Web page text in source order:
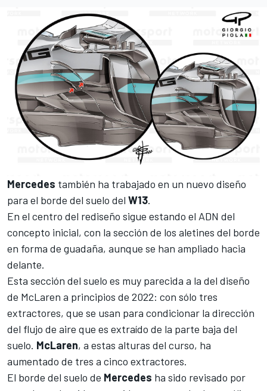
Mercedes también ha trabajado en un nuevo diseño
para el borde del suelo del W13.
En el centro del rediseño sigue estando el ADN del
concepto inicial, con la sección de los aletines del borde
en forma de guadaña, aunque se han ampliado hacia
delante.
Esta sección del suelo es muy parecida a la del diseño
de McLaren a principios de 2022: con sólo tres
extractores, que se usan para condicionar la dirección
del flujo de aire que es extraído de la parte baja del
suelo. McLaren, a estas alturas del curso, ha
aumentado de tres a cinco extractores.
El borde del suelo de Mercedes ha sido revisado por